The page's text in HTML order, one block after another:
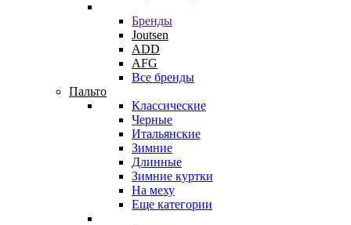
Бренды
Joutsen
ADD
AFG
Все бренды
Пальто
Классические
Черные
Итальянские
Зимние
Длинные
Зимние куртки
На меху
Еще категории